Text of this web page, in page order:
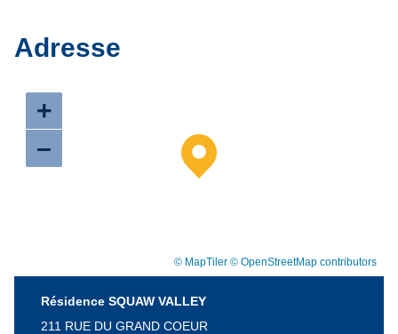
Adresse
+
–
© MapTiler © OpenStreetMap contributors
Résidence SQUAW VALLEY
211 RUE DU GRAND COEUR